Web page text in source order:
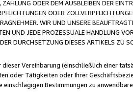
ODER DEM AUSBLEIBEN DER
ODER
WIR UND UNSERE
UND JEDE PROZESSUALE HANDLUNG
DURCHSETZUNG DIESES ARTIKELS ZU
Vereinbarung (einschließlich einer
oder Tätigkeiten oder Ihrer
Bestimmungen zu